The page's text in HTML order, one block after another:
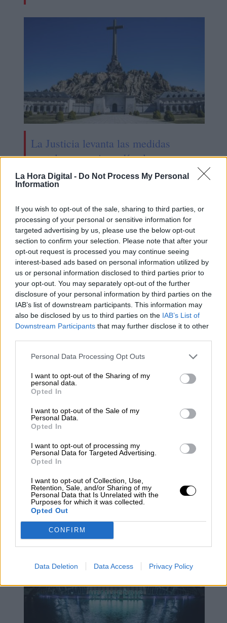
La Hora Digital - Do Not Process My Personal
Information
If you wish to opt-out of the sale, sharing to third parties, or
processing of your personal or sensitive information for
targeted advertising by us, please use the below opt-out
section to confirm your selection. Please note that after your
opt-out request is processed you may continue seeing
interest-based ads based on personal information utilized by
us or personal information disclosed to third parties prior to
your opt-out. You may separately opt-out of the further
disclosure of your personal information by third parties on the
IAB’s list of downstream participants. This information may
also be disclosed by us to third parties on the IAB’s List of
Downstream Participants that may further disclose it to other
Personal Data Processing Opt Outs
I want to opt-out of the Sharing of my
personal data.
Opted In
I want to opt-out of the Sale of my
Personal Data.
Opted In
I want to opt-out of processing my
Personal Data for Targeted Advertising.
Opted In
I want to opt-out of Collection, Use,
Retention, Sale, and/or Sharing of my
Personal Data that Is Unrelated with the
Purposes for which it was collected.
Opted Out
CONFIRM
Data Deletion Data Access Privacy Policy
La Justicia levanta las medidas
cautelares que impedían la
exhumación de los represaliados
enterrados en el Valle de los Caídos
Mónica Oltra, dimite y considera
que se trata de una infamia
Ximo Puig hará una renovación del
Consell tras las dimisiones